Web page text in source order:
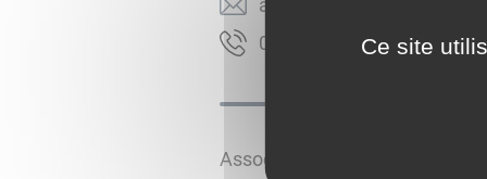
moc.liamg@drail.yerdua
9785119160
Association sportive, culture et
Ce site